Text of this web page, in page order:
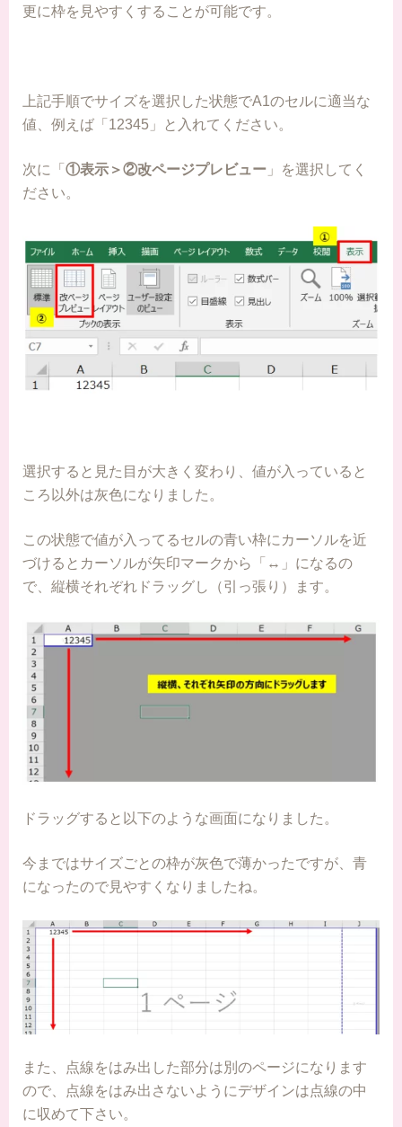
更に枠を見やすくすることが可能です。
上記手順でサイズを選択した状態でA1のセルに適当な
値、例えば「12345」と入れてください。
次に「 ①表示＞②改ページプレビュー 」を選択してく
ださい。
選択すると見た目が大きく変わり、値が入っていると
ころ以外は灰色になりました。
この状態で値が入ってるセルの青い枠にカーソルを近
づけるとカーソルが矢印マークから「↔」になるの
で、縦横それぞれドラッグし（引っ張り）ます。
ドラッグすると以下のような画面になりました。
今まではサイズごとの枠が灰色で薄かったですが、青
になったので見やすくなりましたね。
また、点線をはみ出した部分は別のページになります
ので、点線をはみ出さないようにデザインは点線の中
に収めて下さい。